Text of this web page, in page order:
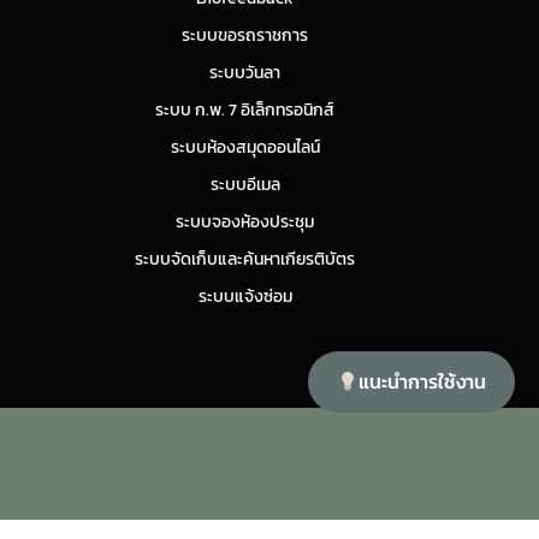
ระบบขอรถราชการ
ระบบวันลา
ระบบ ก.พ. 7 อิเล็กทรอนิกส์
ระบบห้องสมุดออนไลน์
ระบบอีเมล
ระบบจองห้องประชุม
ระบบจัดเก็บและค้นหาเกียรติบัตร
ระบบแจ้งซ่อม
แนะนำการใช้งาน